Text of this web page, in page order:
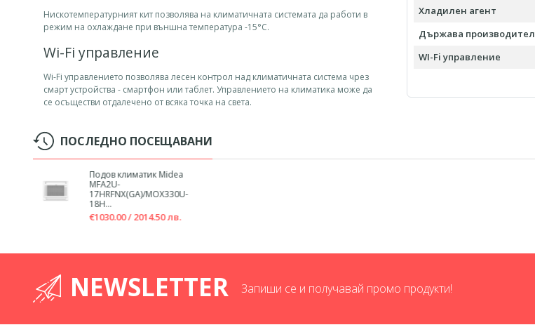
Нискотемпературният кит позволява на климатичната системата да работи в
режим на охлаждане при външна температура -15°C.
Wi-Fi управление
Wi-Fi управлението позволява лесен контрол над климатичната система чрез
смарт устройства - смартфон или таблет. Управлението на климатика може да
се осъществи отдалечено от всяка точка на света.
Хладилен агент
Държава производител
WI-Fi управление
ПОСЛЕДНО ПОСЕЩАВАНИ
Подов климатик Midea
MFA2U-
17HRFNX(GA)/MOX330U-
18H...
€1030.00 / 2014.50 лв.
NEWSLETTER Запиши се и получавай промо продукти!